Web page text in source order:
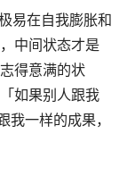
易在自我膨胀和
中间状态才是
得意满的状
如果别人跟我
一样的成果，